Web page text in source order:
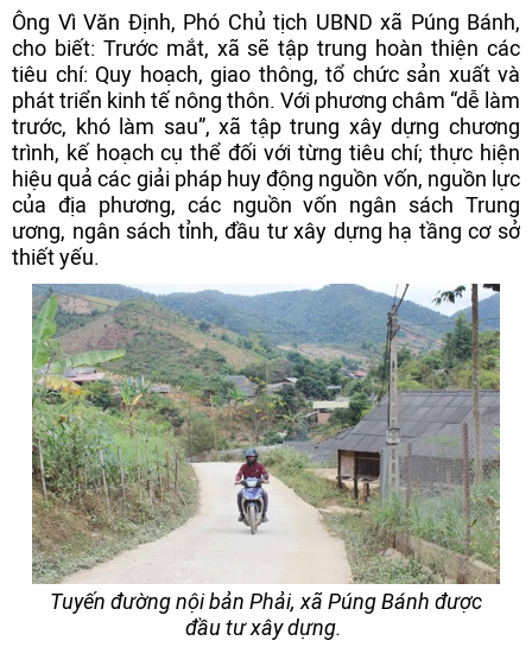
Ông Vì Văn Định, Phó Chủ tịch UBND xã Púng Bánh,
cho biết: Trước mắt, xã sẽ tập trung hoàn thiện các
tiêu chí: Quy hoạch, giao thông, tổ chức sản xuất và
phát triển kinh tế nông thôn. Với phương châm “dễ làm
trước, khó làm sau”, xã tập trung xây dựng chương
trình, kế hoạch cụ thể đối với từng tiêu chí; thực hiện
hiệu quả các giải pháp huy động nguồn vốn, nguồn lực
của địa phương, các nguồn vốn ngân sách Trung
ương, ngân sách tỉnh, đầu tư xây dựng hạ tầng cơ sở
thiết yếu.
Tuyến đường nội bản Phải, xã Púng Bánh được
đầu tư xây dựng.